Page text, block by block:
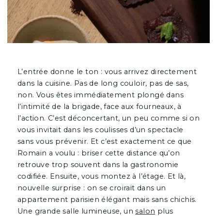
L’entrée donne le ton : vous arrivez directement
dans la cuisine. Pas de long couloir, pas de sas,
non. Vous êtes immédiatement plongé dans
l’intimité de la brigade, face aux fourneaux, à
l’action. C’est déconcertant, un peu comme si on
vous invitait dans les coulisses d’un spectacle
sans vous prévenir. Et c’est exactement ce que
Romain a voulu : briser cette distance qu’on
retrouve trop souvent dans la gastronomie
codifiée. Ensuite, vous montez à l’étage. Et là,
nouvelle surprise : on se croirait dans un
appartement parisien élégant mais sans chichis.
Une grande salle lumineuse, unsalon plus